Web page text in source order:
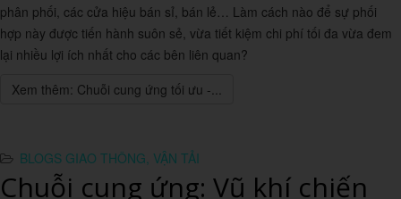
phân phối, các cửa hiệu bán sỉ, bán lẻ… Làm cách nào để sự phối
hợp này được tiến hành suôn sẻ, vừa tiết kiệm chi phí tối đa vừa đem
lại nhiều lợi ích nhất cho các bên liên quan?
Xem thêm: Chuỗi cung ứng tối ưu -...
BLOGS GIAO THÔNG, VẬN TẢI
Chuỗi cung ứng: Vũ khí chiến